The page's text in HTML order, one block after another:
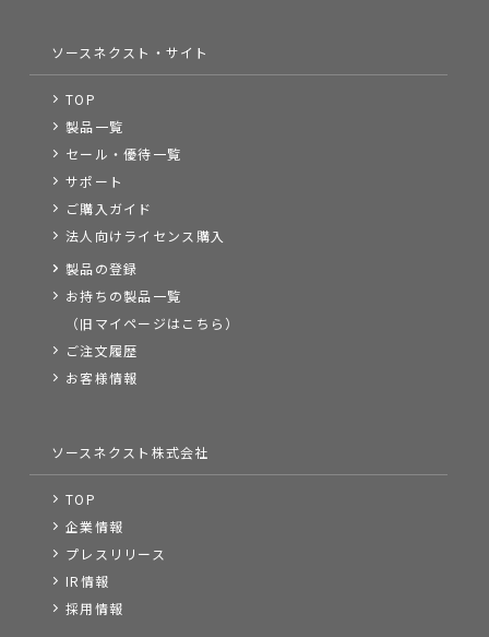
ソースネクスト・サイト
TOP
製品一覧
セール・優待一覧
サポート
ご購入ガイド
法人向けライセンス購入
製品の登録
お持ちの製品一覧
（旧マイページはこちら）
ご注文履歴
お客様情報
ソースネクスト株式会社
TOP
企業情報
プレスリリース
IR情報
採用情報